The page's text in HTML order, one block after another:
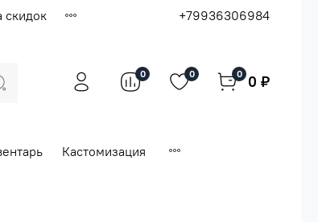
скидок +79936306984
0 0 0 0 ₽
Кастомизация